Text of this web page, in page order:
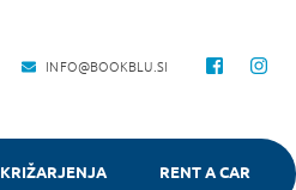
INFO@BOOKBLU.SI
KRIŽARJENJA RENT A CAR